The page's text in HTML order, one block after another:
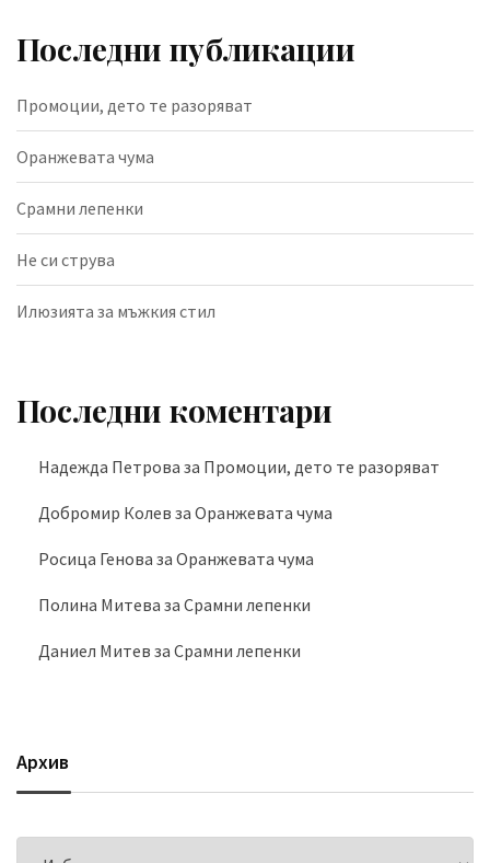
Последни публикации
Промоции, дето те разоряват
Оранжевата чума
Срамни лепенки
Не си струва
Илюзията за мъжкия стил
Последни коментари
Надежда Петрова за Промоции, дето те разоряват
Добромир Колев за Оранжевата чума
Росица Генова за Оранжевата чума
Полина Митева за Срамни лепенки
Даниел Митев за Срамни лепенки
Архив
Архив